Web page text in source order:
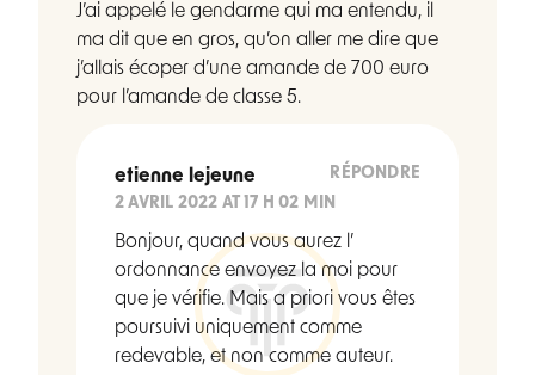
J’ai appelé le gendarme qui ma entendu, il
ma dit que en gros, qu’on aller me dire que
j’allais écoper d’une amande de 700 euro
pour l’amande de classe 5.
etienne lejeune
2 AVRIL 2022 AT 17 H 02 MIN
RÉPONDRE
Bonjour, quand vous aurez l’
ordonnance envoyez la moi pour
que je vérifie. Mais a priori vous êtes
poursuivi uniquement comme
redevable, et non comme auteur.